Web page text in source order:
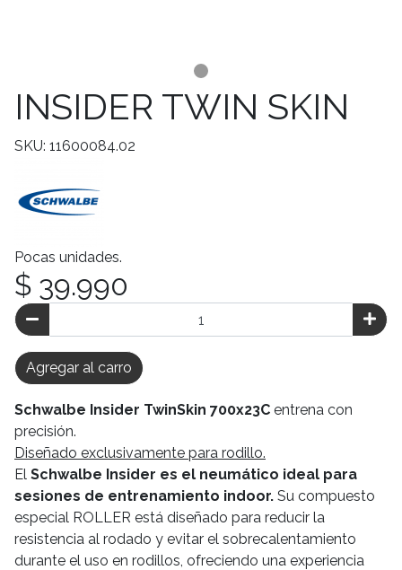
INSIDER TWIN SKIN
SKU: 11600084.02
Pocas unidades.
$ 39.990
Agregar al carro
Schwalbe Insider TwinSkin 700x23C entrena con
precisión.
Diseñado exclusivamente para rodillo.
El Schwalbe Insider es el neumático ideal para
sesiones de entrenamiento indoor. Su compuesto
especial ROLLER está diseñado para reducir la
resistencia al rodado y evitar el sobrecalentamiento
durante el uso en rodillos, ofreciendo una experiencia